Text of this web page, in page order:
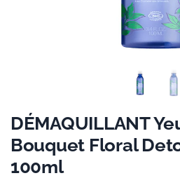
DÉMAQUILLANT
Bouquet Floral
100ml